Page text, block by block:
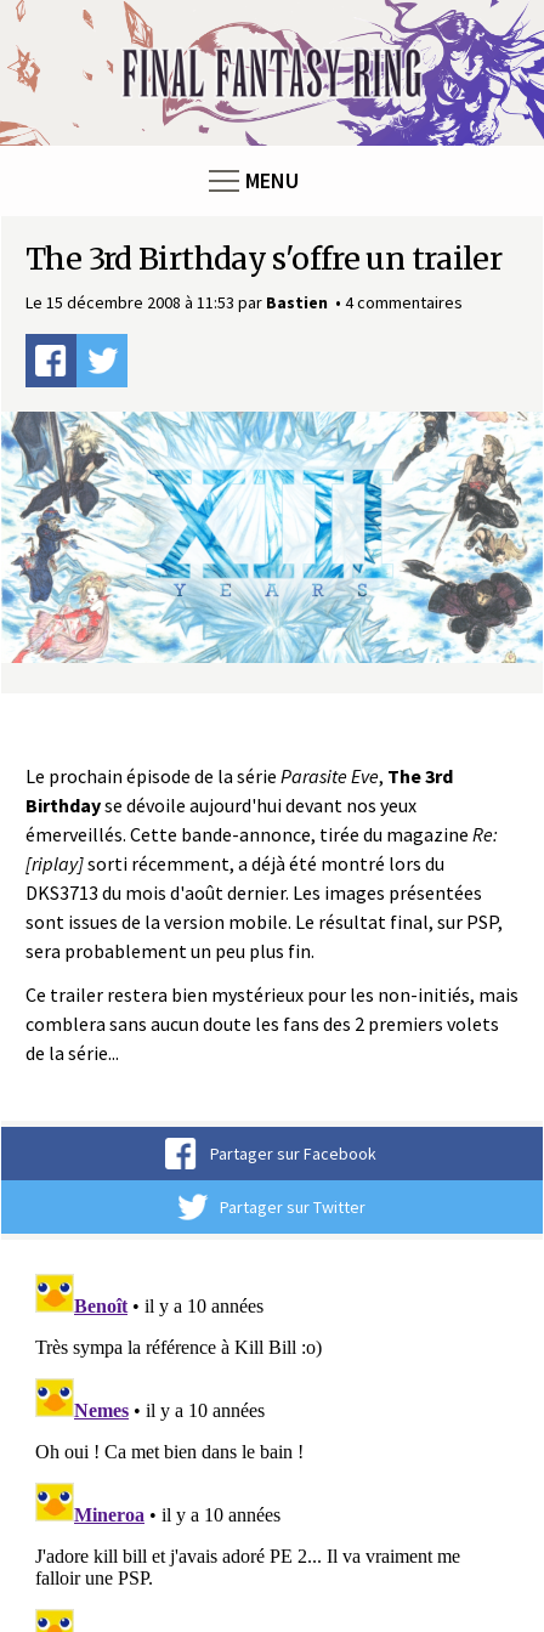
F
n
n
t
a
s
y
MENU
The 3rd Birthday s'offre un trailer
Le 15 décembre 2008 à 11:53 par Bastien 4 commentaires
Le prochain épisode de la série Parasite Eve, The 3rd
Birthdayse dévoile aujourd'hui devant nos yeux
émerveillés. Cette bande-annonce, tirée du magazine Re:
[riplay]sorti récemment, a déjà été montré lors du
DKS3713 du mois d'août dernier. Les images présentées
sont issues de la version mobile. Le résultat final, sur PSP,
sera probablement un peu plus fin.
Ce trailer restera bien mystérieux pour les non-initiés, mais
comblera sans aucun doute les fans des 2 premiers volets
de la série...
Partager sur Facebook
Partager sur Twitter
Panneau de gestion des cookies